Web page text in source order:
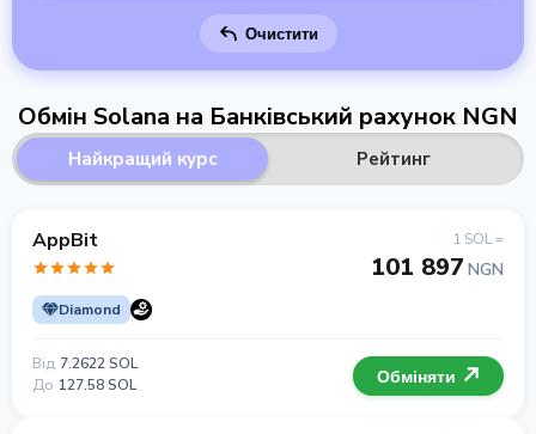
Очистити
Обмін Solana на Банківський рахунок NGN
Найкращий курс Рейтинг
AppBit
Diamond
1 SOL =
101 897 NGN
Від 7.2622 SOL
До 127.58 SOL Обміняти